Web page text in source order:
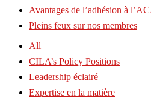
Avantages de l’adhésion à
Pleins feux sur nos membres
All
CILA’s Policy Positions
Leadership éclairé
Expertise en la matière